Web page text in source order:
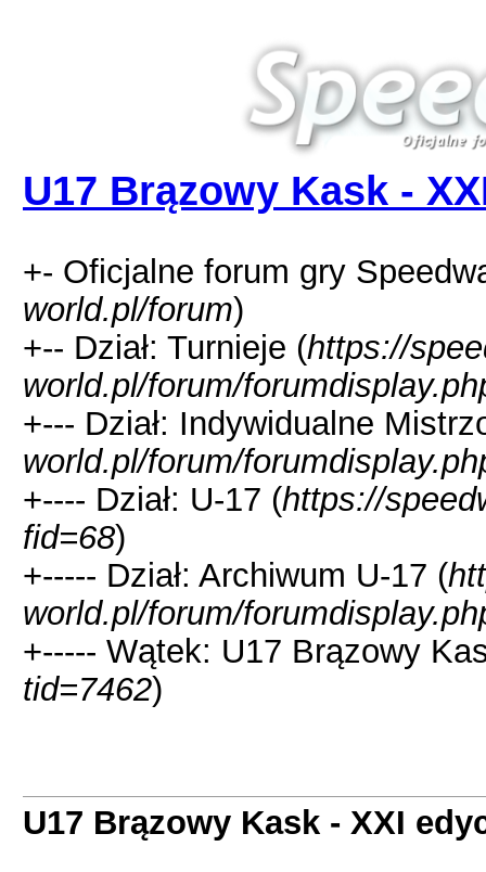
U17 Brązowy Kask -
+- Oficjalne forum gry
world.pl/forum)
+-- Dział: Turnieje (https://
world.pl/forum/
+--- Dział: Indywidualne
world.pl/forum/
+---- Dział: U-17 (https://
fid=68)
+----- Dział: Archiwum U-17 (
world.pl/forum/
+----- Wątek: U17 Brązowy
tid=7462)
U17 Brązowy Kask - XXI